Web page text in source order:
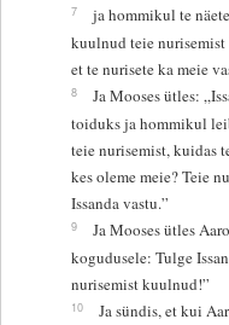
7
ja hommikul te
kuulnud teie nurisemist
et te nurisete ka meie
8
Ja Mooses ütles:
toiduks ja hommikul
teie nurisemist, kuidas
kes oleme meie? Teie
Issanda vastu.”
9
Ja Mooses ütles
kogudusele: Tulge
nurisemist kuulnud!”
10
Ja sündis, et kui